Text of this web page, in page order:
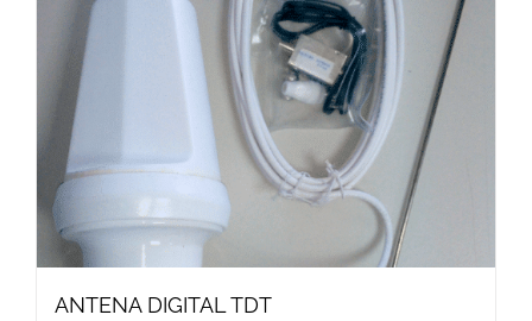
ANTENA DIGITAL TDT